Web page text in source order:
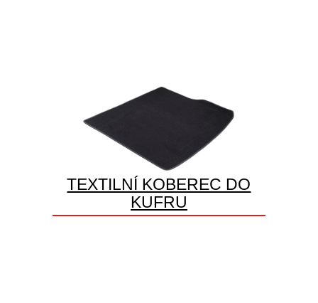
TEXTILNÍ KOBEREC DO
KUFRU